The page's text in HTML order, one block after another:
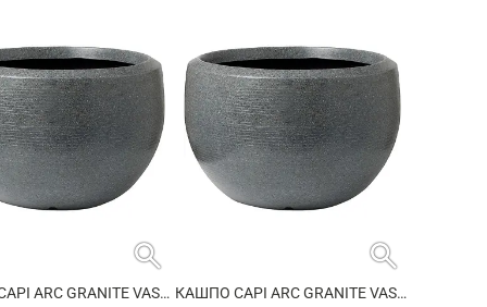
search
КАШПО CAPI ARC GRANITE VASE BALL ANTHRACITE
search
КАШПО CAPI ARC GRANITE VASE BALL ANTHRACITE